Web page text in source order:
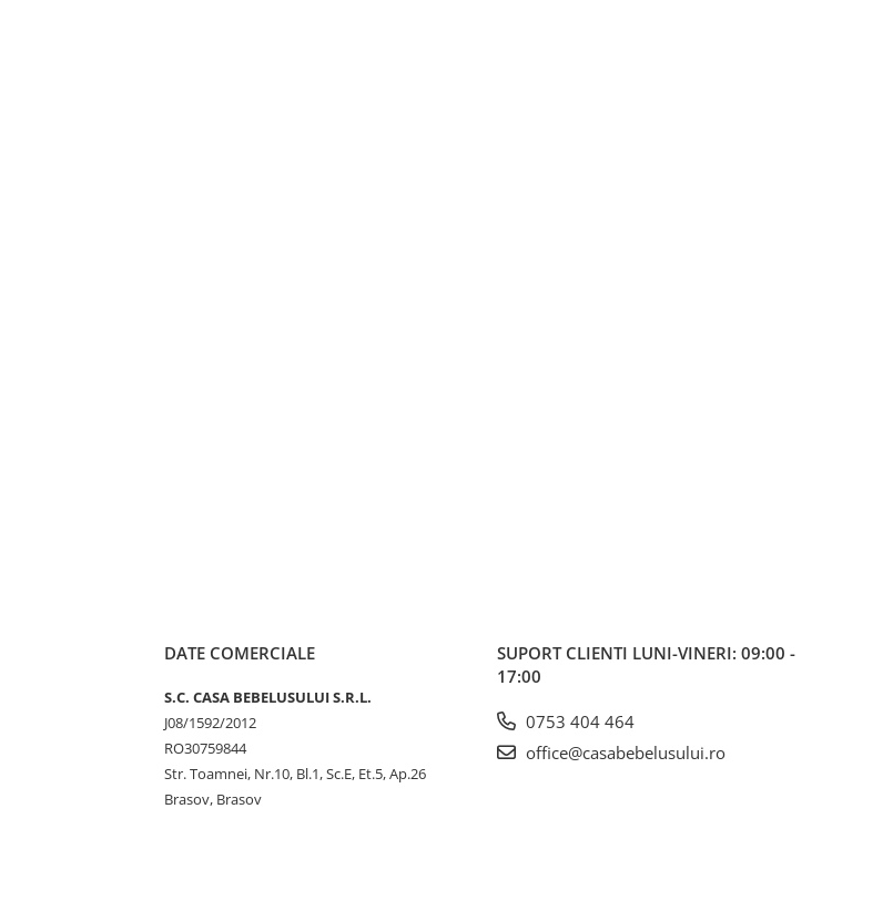
DATE COMERCIALE
S.C. CASA BEBELUSULUI S.R.L.
J08/1592/2012
RO30759844
Str. Toamnei, Nr.10, Bl.1, Sc.E, Et.5, Ap.26
Brasov, Brasov
SUPORT CLIENTI LUNI-VINERI: 09:00 -
17:00
0753 404 464
office@casabebelusului.ro